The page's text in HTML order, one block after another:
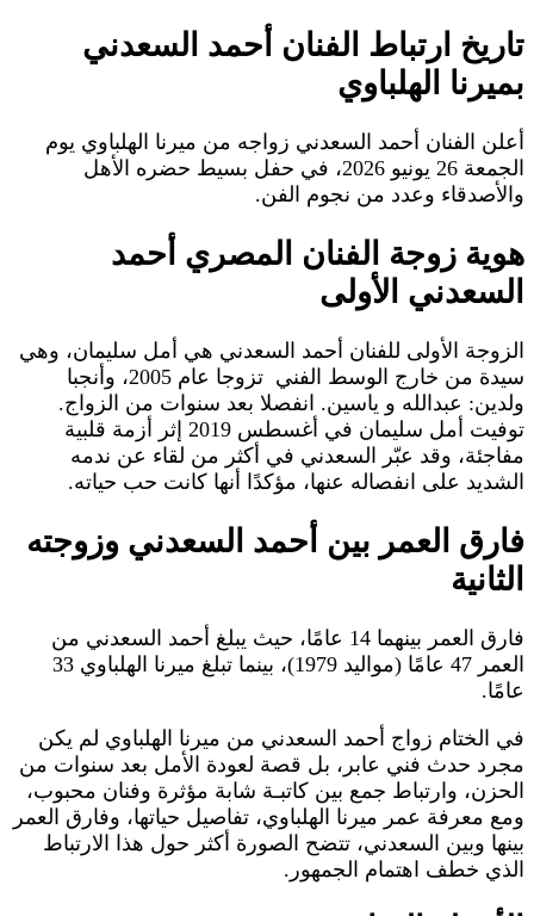
تاريخ ارتباط الفنان أحمد السعدني
بميرنا الهلباوي
أعلن الفنان أحمد السعدني زواجه من ميرنا الهلباوي يوم
الجمعة 26 يونيو 2026، في حفل بسيط حضره الأهل
والأصدقاء وعدد من نجوم الفن.
هوية زوجة الفنان المصري أحمد
السعدني الأولى
الزوجة الأولى للفنان أحمد السعدني هي أمل سليمان، وهي
سيدة من خارج الوسط الفني تزوجا عام 2005، وأنجبا
ولدين: عبدالله و ياسين. انفصلا بعد سنوات من الزواج.
توفيت أمل سليمان في أغسطس 2019 إثر أزمة قلبية
مفاجئة، وقد عبّر السعدني في أكثر من لقاء عن ندمه
الشديد على انفصاله عنها، مؤكدًا أنها كانت حب حياته.
فارق العمر بين أحمد السعدني وزوجته
الثانية
فارق العمر بينهما 14 عامًا، حيث يبلغ أحمد السعدني من
العمر 47 عامًا (مواليد 1979)، بينما تبلغ ميرنا الهلباوي 33
عامًا.
في الختام زواج أحمد السعدني من ميرنا الهلباوي لم يكن
مجرد حدث فني عابر، بل قصة لعودة الأمل بعد سنوات من
الحزن، وارتباط جمع بين كاتبـة شابة مؤثرة وفنان محبوب،
ومع معرفة عمر ميرنا الهلباوي، تفاصيل حياتها، وفارق العمر
بينها وبين السعدني، تتضح الصورة أكثر حول هذا الارتباط
الذي خطف اهتمام الجمهور.